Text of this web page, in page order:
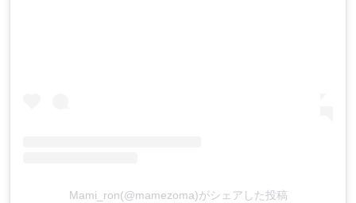
Mami_ron(@mamezoma)がシェアした投稿